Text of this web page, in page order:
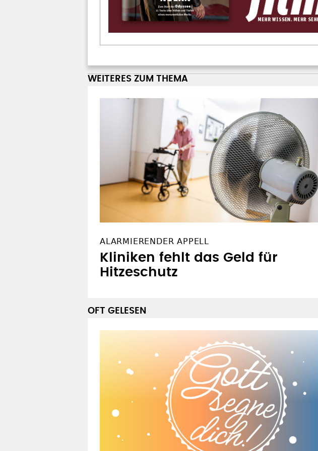
WEITERES ZUM THEMA
ALARMIERENDER APPELL
Kliniken fehlt das Geld für
Hitzeschutz
OFT GELESEN